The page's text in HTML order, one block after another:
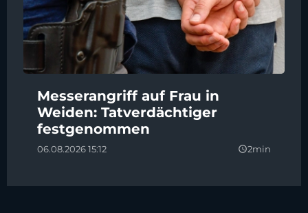
Messerangriff auf Frau in
Weiden: Tatverdächtiger
festgenommen
06.08.2026 15:12 query_builder2min